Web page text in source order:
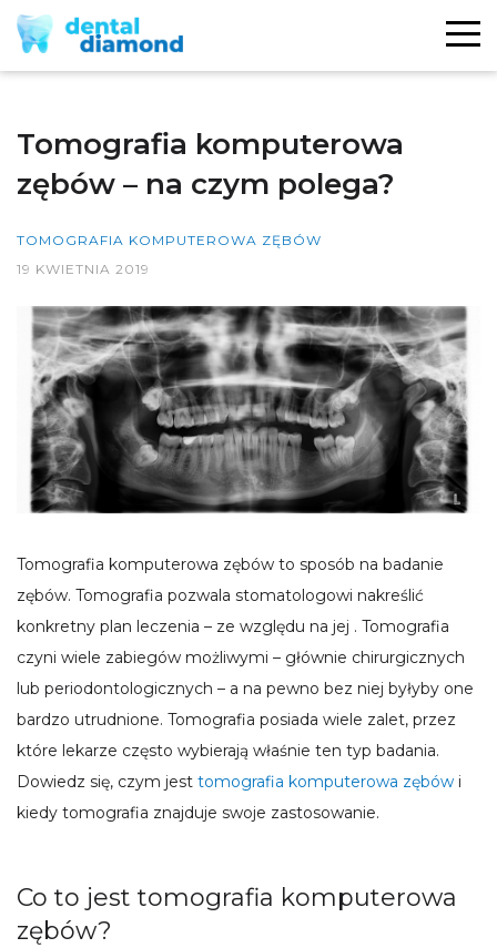
Tomografia komputerowa
zębów – na czym polega?
TOMOGRAFIA KOMPUTEROWA ZĘBÓW
19 KWIETNIA 2019
Tomografia komputerowa zębów to sposób na badanie
zębów. Tomografia pozwala stomatologowi nakreślić
konkretny plan leczenia – ze względu na jej . Tomografia
czyni wiele zabiegów możliwymi – głównie chirurgicznych
lub periodontologicznych – a na pewno bez niej byłyby one
bardzo utrudnione. Tomografia posiada wiele zalet, przez
które lekarze często wybierają właśnie ten typ badania.
Dowiedz się, czym jest tomografia komputerowa zębów i
kiedy tomografia znajduje swoje zastosowanie.
Co to jest tomografia komputerowa
zębów?